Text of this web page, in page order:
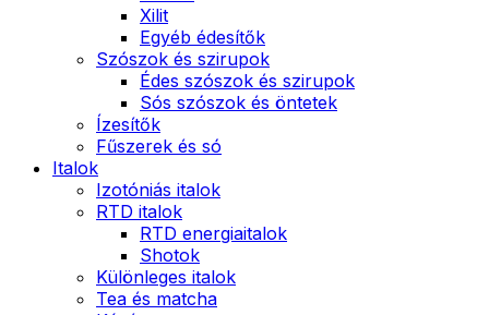
Xilit
Egyéb édesítők
Szószok és szirupok
Édes szószok és szirupok
Sós szószok és öntetek
Ízesítők
Fűszerek és só
Italok
Izotóniás italok
RTD italok
RTD energiaitalok
Shotok
Különleges italok
Tea és matcha